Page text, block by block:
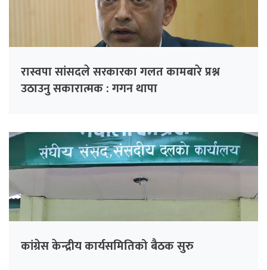
रास्वपा सांसदले सरकारका गलत कामबारे प्रश्न
उठाउनु सकारात्मक : गगन थापा
कांग्रेस केन्द्रीय कार्यसमितिको बैठक सुरु